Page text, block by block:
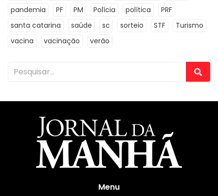
pandemia
PF PM Polícia política
PRF
santa catarina
saúde sc sorteio STF
Turismo
vacina
vacinação verão
Menu